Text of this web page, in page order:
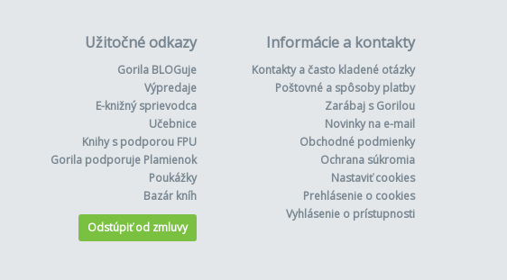
Užitočné odkazy
Gorila BLOGuje
Výpredaje
E-knižný sprievodca
Učebnice
Knihy s podporou FPU
Gorila podporuje Plamienok
Poukážky
Bazár kníh
Odstúpiť od zmluvy
Informácie a kontakty
Kontakty a často kladené otázky
Poštovné a spôsoby platby
Zarábaj s Gorilou
Novinky na e-mail
Obchodné podmienky
Ochrana súkromia
Nastaviť cookies
Prehlásenie o cookies
Vyhlásenie o prístupnosti